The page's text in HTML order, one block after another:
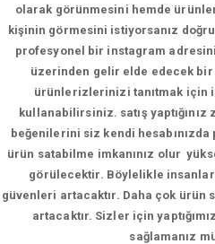
olarak görünmesini hemde
kişinin görmesini istiyorsanız
profesyonel bir instagram
üzerinden gelir elde edecek
ürünlerizlerinizi tanıtmak için
kullanabilirsiniz. satış yaptığınız
beğenilerini siz kendi hesabınızda
ürün satabilme imkanınız olur
görülecektir. Böylelikle
güvenleri artacaktır. Daha çok
artacaktır. Sizler için
sağlamanız